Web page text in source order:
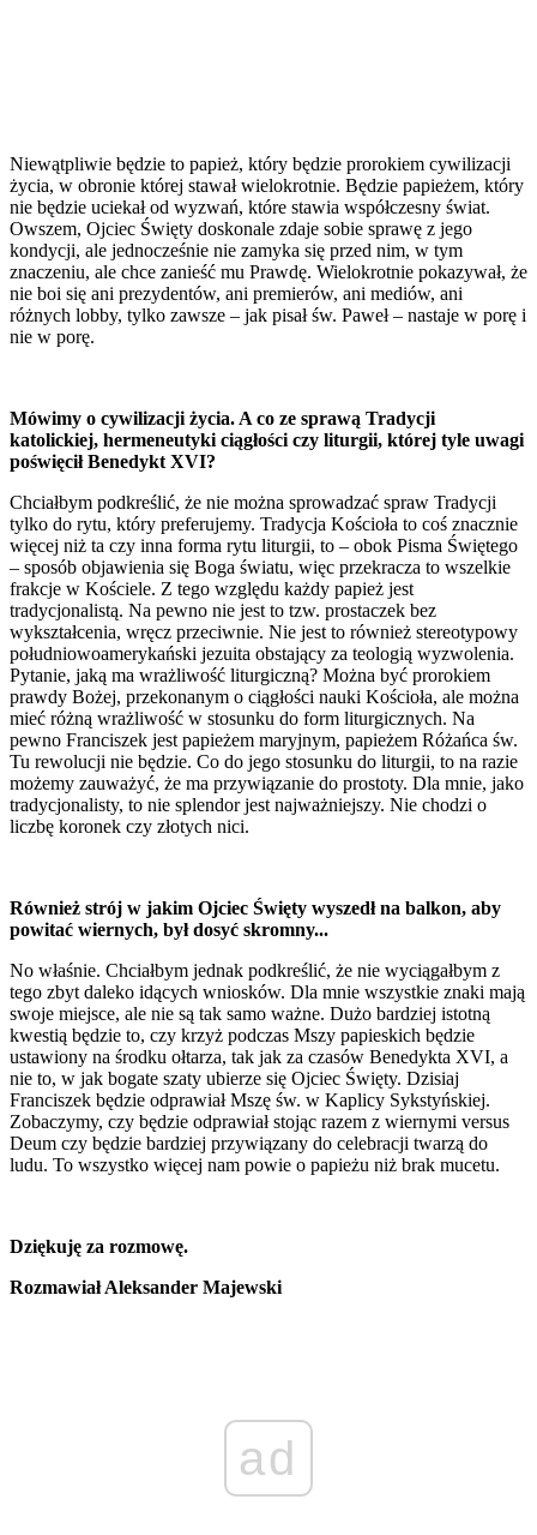
Niewątpliwie będzie to papież, który będzie prorokiem cywilizacji
życia, w obronie której stawał wielokrotnie. Będzie papieżem, który
nie będzie uciekał od wyzwań, które stawia współczesny świat.
Owszem, Ojciec Święty doskonale zdaje sobie sprawę z jego
kondycji, ale jednocześnie nie zamyka się przed nim, w tym
znaczeniu, ale chce zanieść mu Prawdę. Wielokrotnie pokazywał, że
nie boi się ani prezydentów, ani premierów, ani mediów, ani
różnych lobby, tylko zawsze – jak pisał św. Paweł – nastaje w porę i
nie w porę.
Mówimy o cywilizacji życia. A co ze sprawą Tradycji
katolickiej, hermeneutyki ciągłości czy liturgii, której tyle uwagi
poświęcił Benedykt XVI?
Chciałbym podkreślić, że nie można sprowadzać spraw Tradycji
tylko do rytu, który preferujemy. Tradycja Kościoła to coś znacznie
więcej niż ta czy inna forma rytu liturgii, to – obok Pisma Świętego
– sposób objawienia się Boga światu, więc przekracza to wszelkie
frakcje w Kościele. Z tego względu każdy papież jest
tradycjonalistą. Na pewno nie jest to tzw. prostaczek bez
wykształcenia, wręcz przeciwnie. Nie jest to również stereotypowy
południowoamerykański jezuita obstający za teologią wyzwolenia.
Pytanie, jaką ma wrażliwość liturgiczną? Można być prorokiem
prawdy Bożej, przekonanym o ciągłości nauki Kościoła, ale można
mieć różną wrażliwość w stosunku do form liturgicznych. Na
pewno Franciszek jest papieżem maryjnym, papieżem Różańca św.
Tu rewolucji nie będzie. Co do jego stosunku do liturgii, to na razie
możemy zauważyć, że ma przywiązanie do prostoty. Dla mnie, jako
tradycjonalisty, to nie splendor jest najważniejszy. Nie chodzi o
liczbę koronek czy złotych nici.
Również strój w jakim Ojciec Święty wyszedł na balkon, aby
powitać wiernych, był dosyć skromny...
No właśnie. Chciałbym jednak podkreślić, że nie wyciągałbym z
tego zbyt daleko idących wniosków. Dla mnie wszystkie znaki mają
swoje miejsce, ale nie są tak samo ważne. Dużo bardziej istotną
kwestią będzie to, czy krzyż podczas Mszy papieskich będzie
ustawiony na środku ołtarza, tak jak za czasów Benedykta XVI, a
nie to, w jak bogate szaty ubierze się Ojciec Święty. Dzisiaj
Franciszek będzie odprawiał Mszę św. w Kaplicy Sykstyńskiej.
Zobaczymy, czy będzie odprawiał stojąc razem z wiernymi versus
Deum czy będzie bardziej przywiązany do celebracji twarzą do
ludu. To wszystko więcej nam powie o papieżu niż brak mucetu.
Dziękuję za rozmowę.
Rozmawiał Aleksander Majewski
ad